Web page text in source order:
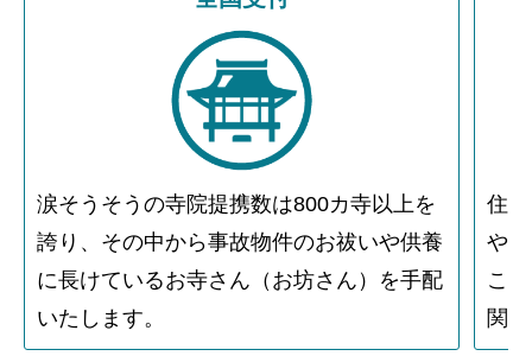
涙そうそうの寺院提携数は800カ寺以上を
誇り、その中から事故物件のお祓いや供養
に長けているお寺さん（お坊さん）を手配
いたします。
住
や
こ
関